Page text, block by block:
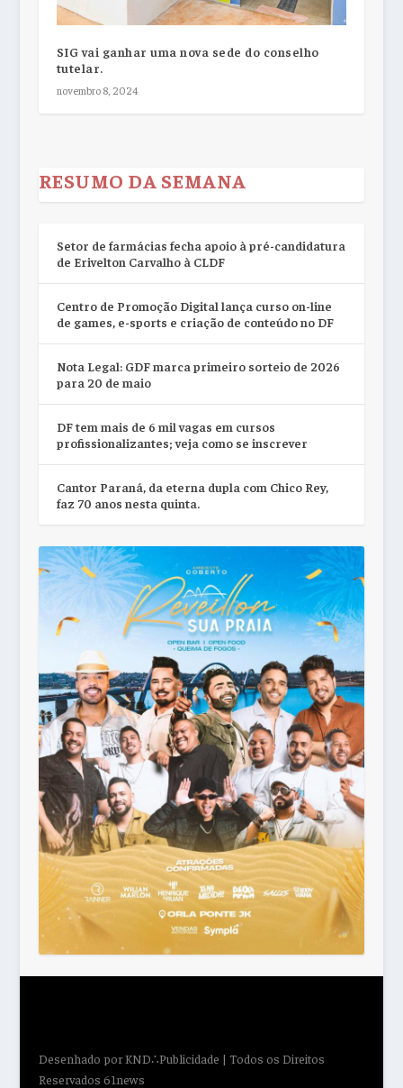
SIG vai ganhar uma nova sede do conselho
tutelar.
novembro 8, 2024
RESUMO DA SEMANA
Setor de farmácias fecha apoio à pré-candidatura
de Erivelton Carvalho à CLDF
Centro de Promoção Digital lança curso on-line
de games, e-sports e criação de conteúdo no DF
Nota Legal: GDF marca primeiro sorteio de 2026
para 20 de maio
DF tem mais de 6 mil vagas em cursos
profissionalizantes; veja como se inscrever
Cantor Paraná, da eterna dupla com Chico Rey,
faz 70 anos nesta quinta.
Desenhado porKND∴Publicidade | Todos os Direitos
Reservados 61news